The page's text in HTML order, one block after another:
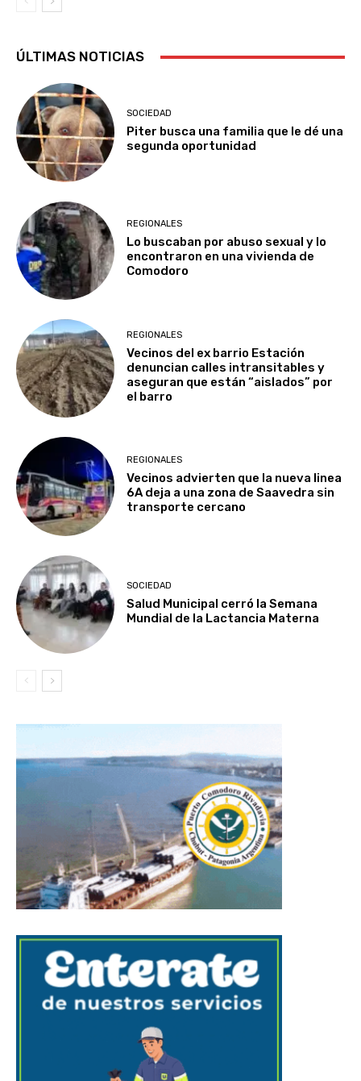
ÚLTIMAS NOTICIAS
SOCIEDAD
Piter busca una familia que le dé una
segunda oportunidad
REGIONALES
Lo buscaban por abuso sexual y lo
encontraron en una vivienda de
Comodoro
REGIONALES
Vecinos del ex barrio Estación
denuncian calles intransitables y
aseguran que están “aislados” por
el barro
REGIONALES
Vecinos advierten que la nueva linea
6A deja a una zona de Saavedra sin
transporte cercano
SOCIEDAD
Salud Municipal cerró la Semana
Mundial de la Lactancia Materna